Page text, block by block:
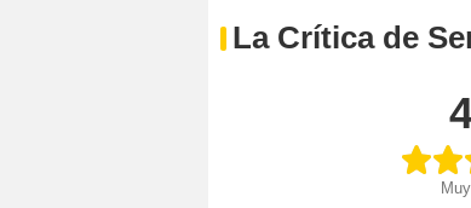
La Crítica de